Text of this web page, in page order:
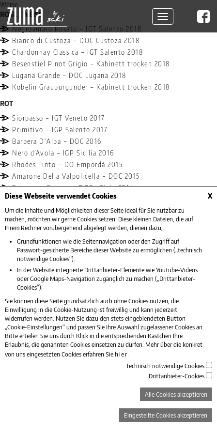
Diese Webseite verwendet Cookies X
Um die Inhalte und Möglichkeiten dieser Seite ideal für Sie nutzbar zu
machen, möchten wir gerne Cookies setzen: Diese kleinen Dateien, die auf
Ihrem Rechner vorübergehend abgelegt werden, dienen dazu,
Grundfunktionen wie die Seitennavigation oder den Zugriff auf
Passwort-gesicherte Bereiche dieser Website zu ermöglichen („technisch
notwendige Cookies“).
In der Website integrierte Drittanbieter-Elemente wie Youtube-Videos
oder Google Maps-Navigation zugänglich zu machen („Drittanbieter-
Cookies“).
Sie können diese Seite grundsätzlich auch ohne Cookies nutzen, die
Einwilligung in die Cookie-Nutzung ist freiwillig und kann jederzeit
widerrufen werden. Nutzen Sie dazu den stets eingeblendeten Button
„Cookie-Einstellungen“ und passen Sie Ihre Auswahl zugelassener Cookies an.
Bitte erteilen Sie uns durch Klick in die entsprechenden Kästchen Ihre
Erlaubnis, die genannten Cookies einsetzen zu dürfen. Mehr über die konkret
von uns eingesetzten Cookies erfahren Siehier
Technisch notwendige Cookies
Drittanbieter-Cookies
Alle Cookies akzeptieren
Eingestellte Cookies akzeptieren
Toggle
navigation
Weine
ROSÉ / WEISS
Negroamaro Rosato – IGT Salento 2018
Bianco di Custoza – DOC Custoza 2018
Chardonnay Classica – IGT Salento 2018
Besenstiel Pinot Grigio – Kabinett trocken 2018
Lugana Grande – DOC Lugana 2018
Köbelin Grauburgunder – Kabinett trocken 2018
ROT
Siorpasso – IGT Veneto 2017
Primitivo – IGP Salento 2017
Barbera D´Alba – DOC 2016
Nero d‘Avola – IGP Sicilia 2016
Rhodes Tinto – DO Empordá 2015
Amarone Della Valpolicella – DOC 2015
Estraunza Crianza – DOCa Rioja 2014
Besenstiel Pinot Grigio – Kabinett trocken
Auggener Schäf Gutedel – QbA trocken
Bianco di Custoza – DOC Custoza
Domaine Auriol – „Les Rivages“ Merlot IGP
Poderj Montepulciano d’Abruzzo – DOC
Primitivo IGP Salento – Mocavero
Spätburgunder Weißherbst – QbA mild
Rosé Les Rivages – VdF Domaine Auriol
Weinschorle aus obigen Weinen